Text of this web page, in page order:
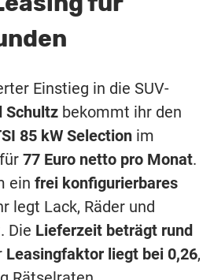
Einstieg in die SUV-
Schultz bekommt ihr den
85 kW Selection im
für 77 Euro netto pro Monat.
ein frei konfigurierbares
legt Lack, Räder und
Die Lieferzeit beträgt rund
Leasingfaktor liegt bei 0,26,